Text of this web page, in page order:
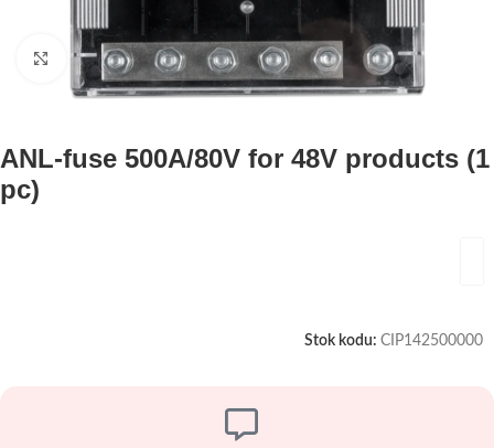
Büyütmek için tıklayın
ANL-fuse 500A/80V for 48V products (1
pc)
Stok kodu: CIP142500000